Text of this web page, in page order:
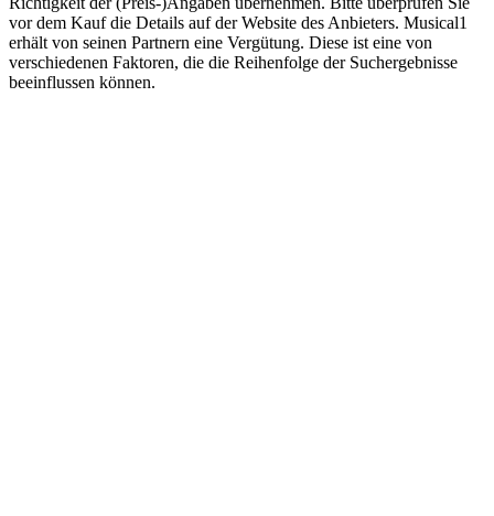
vor dem Kauf die Details auf der Website des Anbieters. Musical1
erhält von seinen Partnern eine Vergütung. Diese ist eine von
verschiedenen Faktoren, die die Reihenfolge der Suchergebnisse
beeinflussen können.